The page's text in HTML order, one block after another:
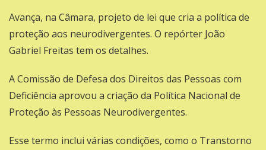
Avança, na Câmara, projeto de lei que cria a política de
proteção aos neurodivergentes. O repórter João
Gabriel Freitas tem os detalhes.
A Comissão de Defesa dos Direitos das Pessoas com
Deficiência aprovou a criação da Política Nacional de
Proteção às Pessoas Neurodivergentes.
Esse termo inclui várias condições, como o Transtorno